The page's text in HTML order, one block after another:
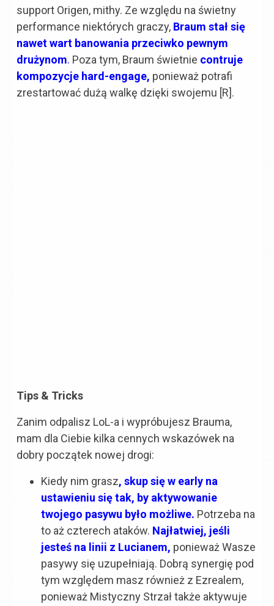
support Origen, mithy. Ze względu na świetny
performance niektórych graczy, Braum stał się
nawet wart banowania przeciwko pewnym
drużynom. Poza tym, Braum świetnie contruje
kompozycje hard-engage, ponieważ potrafi
zrestartować dużą walkę dzięki swojemu [R].
Tips & Tricks
Zanim odpalisz LoL-a i wypróbujesz Brauma,
mam dla Ciebie kilka cennych wskazówek na
dobry początek nowej drogi:
Kiedy nim grasz, skup się w early na
ustawieniu się tak, by aktywowanie
twojego pasywu było możliwe. Potrzeba na
to aż czterech ataków. Najłatwiej, jeśli
jesteś na linii z Lucianem, ponieważ Wasze
pasywy się uzupełniają. Dobrą synergię pod
tym względem masz również z Ezrealem,
ponieważ Mistyczny Strzał także aktywuje